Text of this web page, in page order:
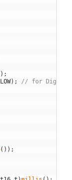
) ;
LOW) ;
// for
( ) ) ;